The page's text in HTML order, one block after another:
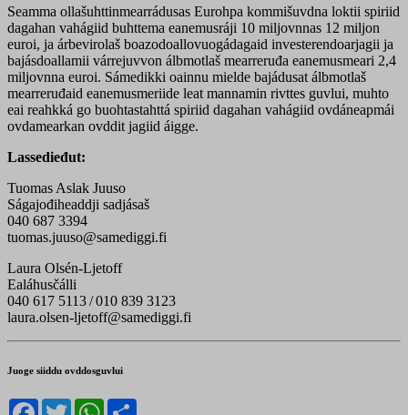
Seamma ollašuhttinmearrádusas Eurohpa kommišuvdna loktii spiriid
dagahan vahágiid buhttema eanemusráji 10 miljovnnas 12 miljon
euroi, ja árbevirolaš boazodoallovuogádagaid investerendoarjagii ja
bajásdoallamii várrejuvvon álbmotlaš mearreruđa eanemusmeari 2,4
miljovnna euroi. Sámedikki oainnu mielde bajádusat álbmotlaš
mearreruđaid eanemusmeriide leat mannamin rivttes guvlui, muhto
eai reahkká go buohtastahttá spiriid dagahan vahágiid ovdáneapmái
ovdamearkan ovddit jagiid áigge.
Lassedieđut:
Tuomas Aslak Juuso
Ságajođiheaddji sadjásaš
040 687 3394
tuomas.juuso@samediggi.fi
Laura Olsén-Ljetoff
Ealáhusčálli
040 617 5113/010 839 3123
laura.olsen-ljetoff@samediggi.fi
Juoge siiddu ovddosguvlui
Facebook
TwitterWhatsApp